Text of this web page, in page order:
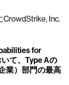
Inc.
for
て、Type Aの
業）部門の最高